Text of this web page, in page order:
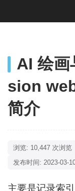
AI 绘
sion
简介
浏览: 10,447 次浏览
发布时间: 2023-03-
主要是记录索